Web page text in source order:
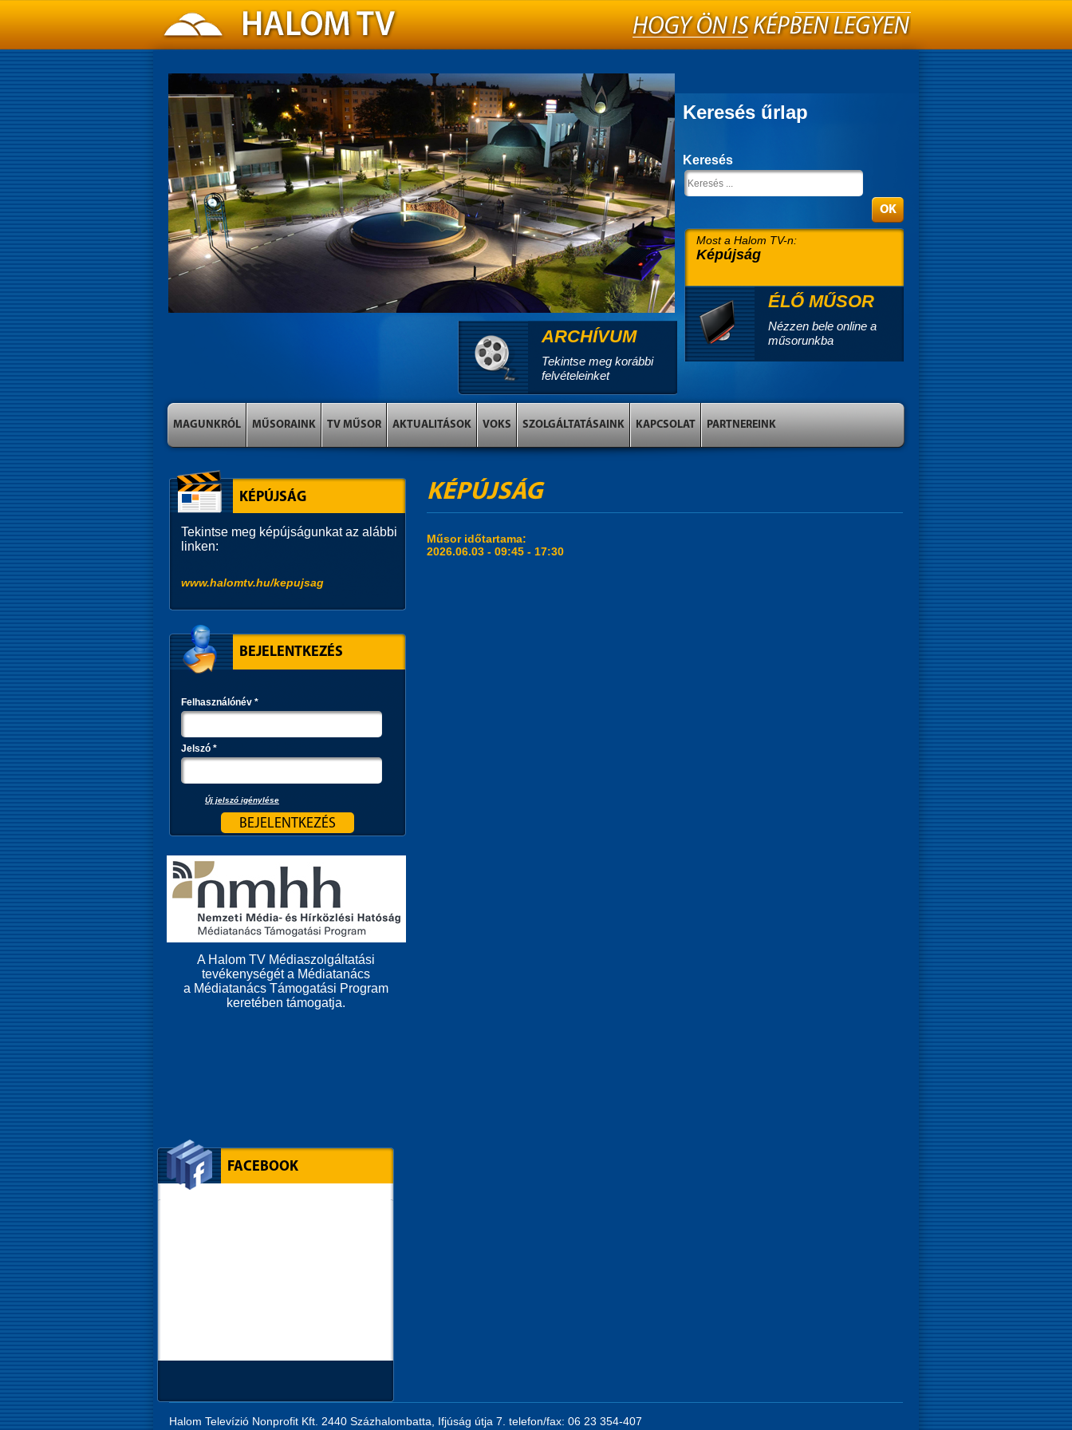
Keresés űrlap
Keresés
Most a Halom TV-n:
Képújság
ÉLŐ MŰSOR
Nézzen bele online a
műsorunkba
ARCHÍVUM
Tekintse meg korábbi
felvételeinket
MAGUNKRÓL MŰSORAINK TV MŰSOR AKTUALITÁSOK VOKS SZOLGÁLTATÁSAINK KAPCSOLAT PARTNEREINK
KÉPÚJSÁG
Műsor időtartama:
2026.06.03 - 09:45 - 17:30
KÉPÚJSÁG
Tekintse meg képújságunkat az alábbi
linken:
www.halomtv.hu/kepujsag
BEJELENTKEZÉS
Felhasználónév *
Jelszó *
Új jelszó igénylése
A Halom TV Médiaszolgáltatási
tevékenységét a Médiatanács
a Médiatanács Támogatási Program
keretében támogatja.
FACEBOOK
Halom Televízió Nonprofit Kft. 2440 Százhalombatta, Ifjúság útja 7. telefon/fax: 06 23 354-407